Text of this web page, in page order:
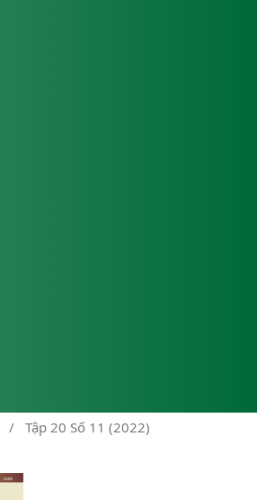
/ Tập 20 Số 11 (2022)